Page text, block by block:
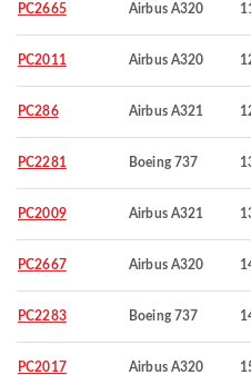
PC2665 Airbus A320
PC2011 Airbus A320
PC286 Airbus A321
PC2281 Boeing 737
PC2009 Airbus A321
PC2667 Airbus A320
PC2283 Boeing 737
PC2017 Airbus A320